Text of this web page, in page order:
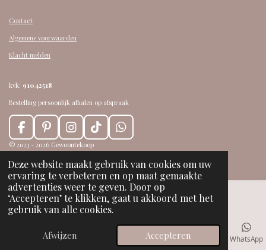
Deze website maakt gebruik van cookies om uw
ervaring te verbeteren en op maat gemaakte
advertenties weer te geven. Door op
‘Accepteren’ te klikken, gaat u akkoord met het
gebruik van alle cookies.
Afwijzen Accepteren
Contact
Algemene voorwaarden
Klacht melden
kvk: 91042518
Bestelling persoonlijk afhalen op afspraak
F
a
c
e
b
o
o
k
P
i
n
t
e
r
e
s
I
n
s
t
a
g
r
a
T
i
k
T
o
k
W
h
a
t
s
A
p
© 2023 - 2026 Gewoontekoop
E-mailadres Telefoonnummer Kaart Facebook WhatsApp